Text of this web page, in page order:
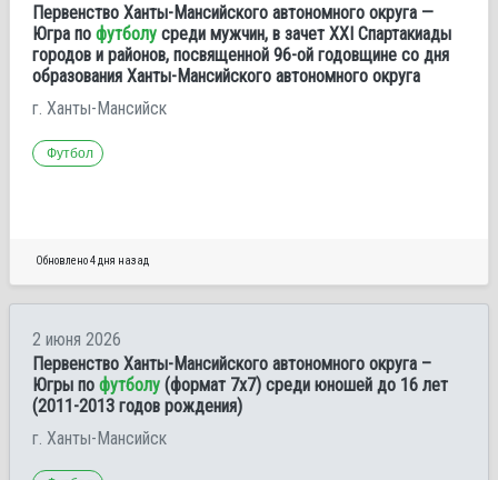
Первенство Ханты-Мансийского автономного округа —
Югра по футболу среди мужчин, в зачет ХХІ Спартакиады
городов и районов, посвященной 96-ой годовщине со дня
образования Ханты-Мансийского автономного округа
г. Ханты-Мансийск
Футбол
Обновлено 4 дня назад
2 июня 2026
Первенство Ханты-Мансийского автономного округа –
Югры по футболу (формат 7х7) среди юношей до 16 лет
(2011-2013 годов рождения)
г. Ханты-Мансийск